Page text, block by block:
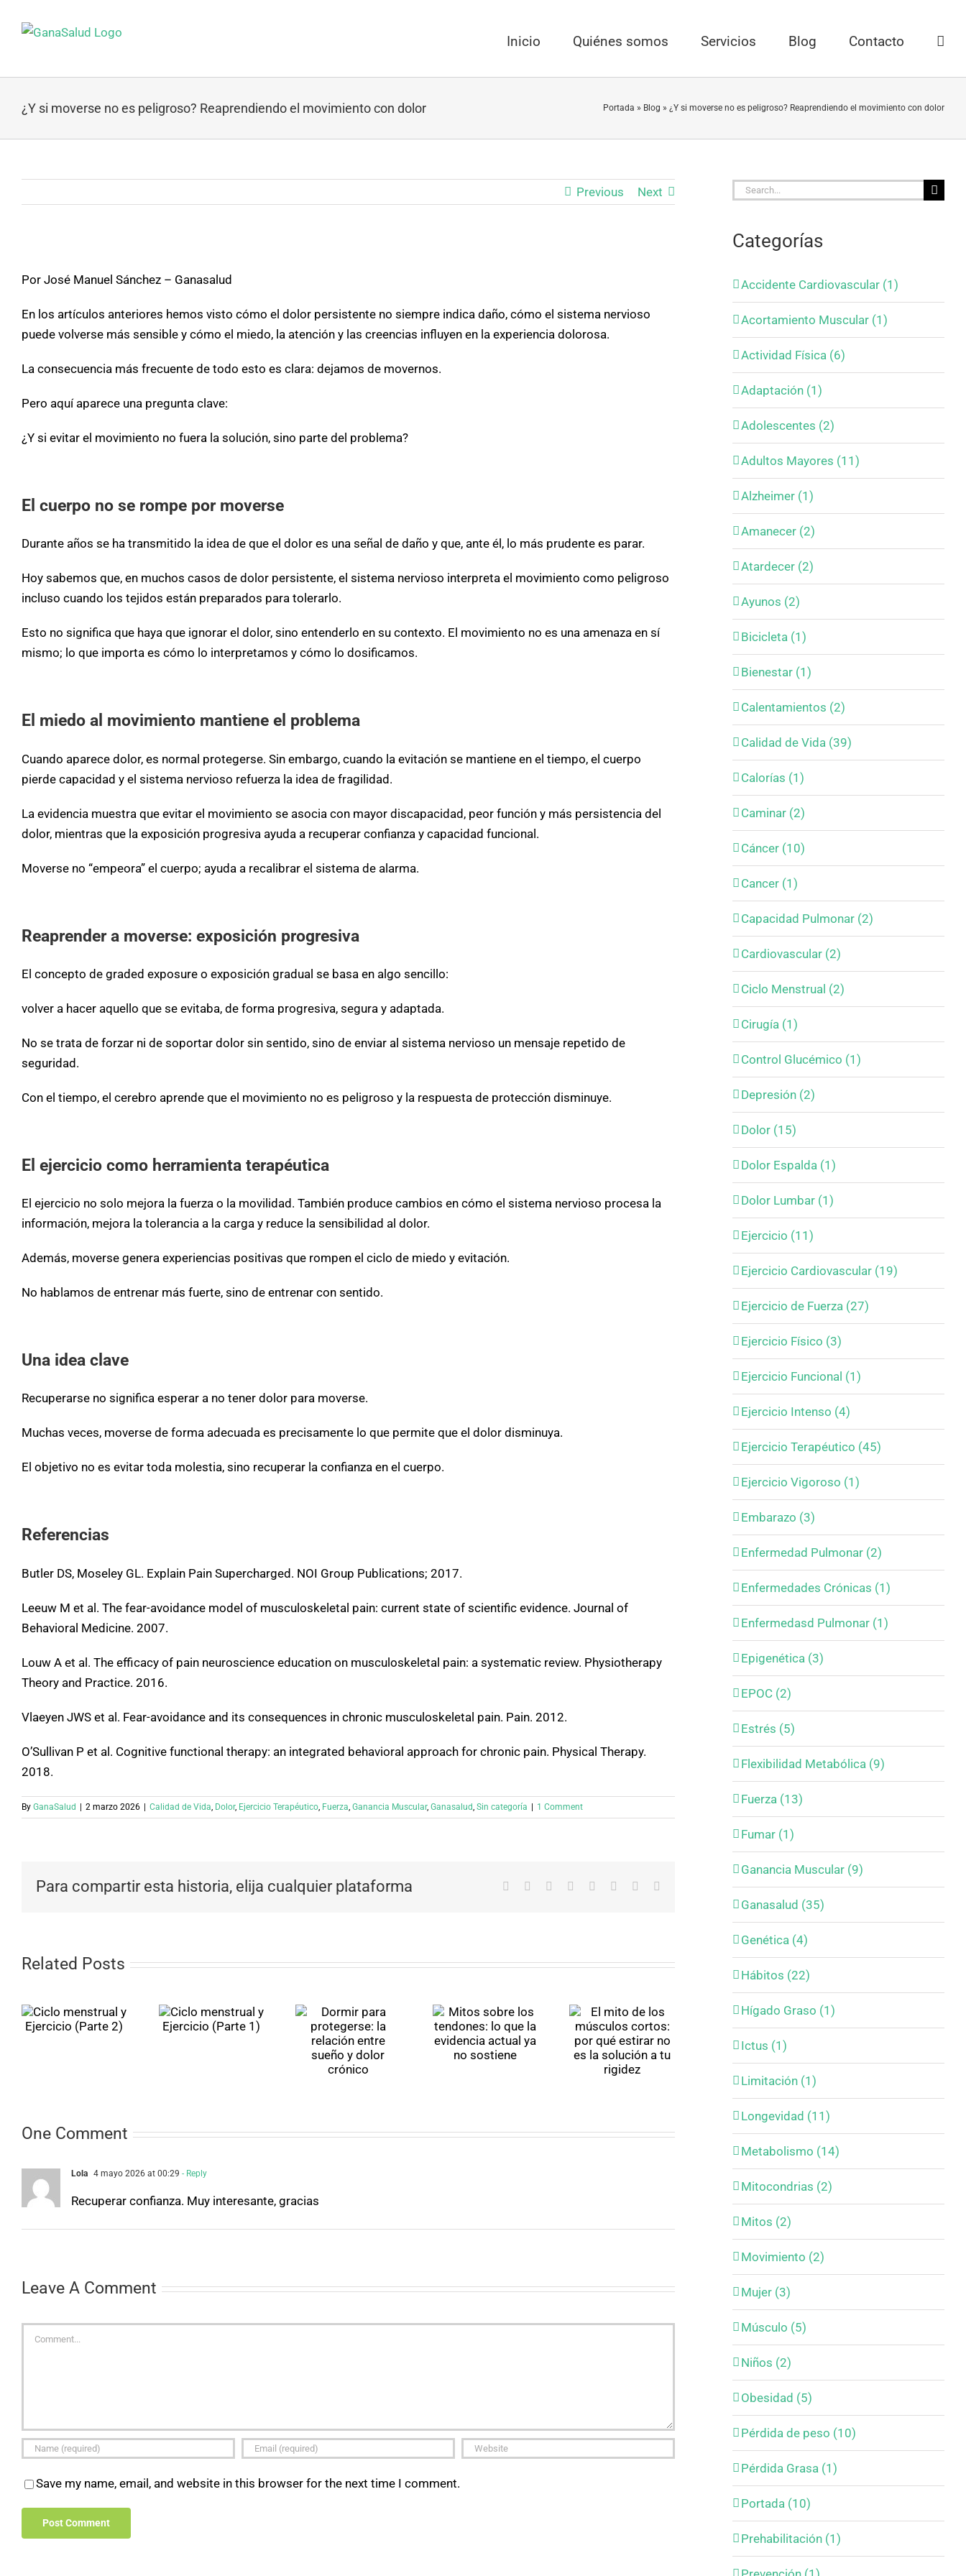
Inicio Quiénes somos Servicios Blog Contacto
¿Y si moverse no es peligroso? Reaprendiendo el movimiento con dolor Portada » Blog » ¿Y si moverse no es peligroso? Reaprendiendo el movimiento con dolor
Previous Next
Larger
Por José Manuel Sánchez – Ganasalud
En los artículos anteriores hemos visto cómo el dolor persistente no siempre indica daño, cómo el sistema nervioso
puede volverse más sensible y cómo el miedo, la atención y las creencias influyen en la experiencia dolorosa.
La consecuencia más frecuente de todo esto es clara: dejamos de movernos.
Pero aquí aparece una pregunta clave:
¿Y si evitar el movimiento no fuera la solución, sino parte del problema?
El cuerpo no se rompe por moverse
Durante años se ha transmitido la idea de que el dolor es una señal de daño y que, ante él, lo más prudente es parar.
Hoy sabemos que, en muchos casos de dolor persistente, el sistema nervioso interpreta el movimiento como peligroso
incluso cuando los tejidos están preparados para tolerarlo.
Esto no significa que haya que ignorar el dolor, sino entenderlo en su contexto. El movimiento no es una amenaza en sí
mismo; lo que importa es cómo lo interpretamos y cómo lo dosificamos.
El miedo al movimiento mantiene el problema
Cuando aparece dolor, es normal protegerse. Sin embargo, cuando la evitación se mantiene en el tiempo, el cuerpo
pierde capacidad y el sistema nervioso refuerza la idea de fragilidad.
La evidencia muestra que evitar el movimiento se asocia con mayor discapacidad, peor función y más persistencia del
dolor, mientras que la exposición progresiva ayuda a recuperar confianza y capacidad funcional.
Moverse no “empeora” el cuerpo; ayuda a recalibrar el sistema de alarma.
Reaprender a moverse: exposición progresiva
El concepto de graded exposure o exposición gradual se basa en algo sencillo:
volver a hacer aquello que se evitaba, de forma progresiva, segura y adaptada.
No se trata de forzar ni de soportar dolor sin sentido, sino de enviar al sistema nervioso un mensaje repetido de
seguridad.
Con el tiempo, el cerebro aprende que el movimiento no es peligroso y la respuesta de protección disminuye.
El ejercicio como herramienta terapéutica
El ejercicio no solo mejora la fuerza o la movilidad. También produce cambios en cómo el sistema nervioso procesa la
información, mejora la tolerancia a la carga y reduce la sensibilidad al dolor.
Además, moverse genera experiencias positivas que rompen el ciclo de miedo y evitación.
No hablamos de entrenar más fuerte, sino de entrenar con sentido.
Una idea clave
Recuperarse no significa esperar a no tener dolor para moverse.
Muchas veces, moverse de forma adecuada es precisamente lo que permite que el dolor disminuya.
El objetivo no es evitar toda molestia, sino recuperar la confianza en el cuerpo.
Referencias
Butler DS, Moseley GL. Explain Pain Supercharged. NOI Group Publications; 2017.
Leeuw M et al. The fear-avoidance model of musculoskeletal pain: current state of scientific evidence. Journal of
Behavioral Medicine. 2007.
Louw A et al. The efficacy of pain neuroscience education on musculoskeletal pain: a systematic review. Physiotherapy
Theory and Practice. 2016.
Vlaeyen JWS et al. Fear-avoidance and its consequences in chronic musculoskeletal pain. Pain. 2012.
O’Sullivan P et al. Cognitive functional therapy: an integrated behavioral approach for chronic pain. Physical Therapy.
2018.
By GanaSalud | 2 marzo 2026 | Calidad de Vida Dolor, Ejercicio Terapéutico Fuerza Ganancia Muscular, Ganasalud Sin categoría | 1 Comment
Para compartir esta historia, elija cualquier plataforma Facebook Reddit LinkedIn
TumblrPinterest
Related Posts
Ciclo
menstrual
Dormir
para
protegerse:
sobre los
tendones:
lo que la
evidencia
actual ya
El mito de
los
músculos
cortos: por
qué estirar
Ciclo
menstrual
y Ejercicio
(Parte 2)
Ciclo
menstrual
y Ejercicio
(Parte 1)
entre
One Comment
Lola 4 mayo 2026 at 00:29 - Reply
Recuperar confianza. Muy interesante, gracias
Leave A Comment
Comment
Save my name, email, and website in this browser for the next time I comment.
Search
Categorías
Accidente Cardiovascular (1)
Acortamiento Muscular (1)
Actividad Física (6)
Adaptación (1)
Adolescentes (2)
Adultos Mayores (11)
Alzheimer (1)
Amanecer (2)
Atardecer (2)
Ayunos (2)
Bicicleta (1)
Bienestar (1)
Calentamientos (2)
Calidad de Vida (39)
Calorías (1)
Caminar (2)
Cáncer (10)
Cancer (1)
Capacidad Pulmonar (2)
Cardiovascular (2)
Ciclo Menstrual (2)
Cirugía (1)
Control Glucémico (1)
Depresión (2)
Dolor (15)
Dolor Espalda (1)
Dolor Lumbar (1)
Ejercicio (11)
Ejercicio Cardiovascular (19)
Ejercicio de Fuerza (27)
Ejercicio Físico (3)
Ejercicio Funcional (1)
Ejercicio Intenso (4)
Ejercicio Terapéutico (45)
Ejercicio Vigoroso (1)
Embarazo (3)
Enfermedad Pulmonar (2)
Enfermedades Crónicas (1)
Enfermedasd Pulmonar (1)
Epigenética (3)
EPOC (2)
Estrés (5)
Flexibilidad Metabólica (9)
Fuerza (13)
Fumar (1)
Ganancia Muscular (9)
Ganasalud (35)
Genética (4)
Hábitos (22)
Hígado Graso (1)
Ictus (1)
Limitación (1)
Longevidad (11)
Metabolismo (14)
Mitocondrias (2)
Mitos (2)
Movimiento (2)
Mujer (3)
Músculo (5)
Niños (2)
Obesidad (5)
Pérdida de peso (10)
Pérdida Grasa (1)
Portada (10)
Prehabilitación (1)